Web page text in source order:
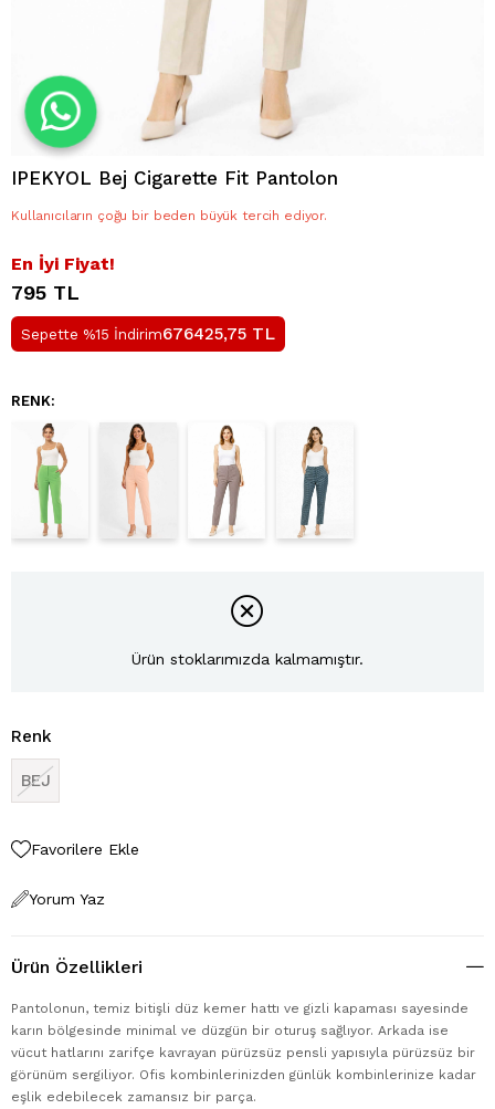
IPEKYOL Bej Cigarette Fit Pantolon
Kullanıcıların çoğu bir beden büyük tercih ediyor.
En İyi Fiyat!
795 TL
Sepette %15 İndirim676425,75 TL
RENK:
Ürün stoklarımızda kalmamıştır.
Renk
BEJ
Favorilere Ekle
Yorum Yaz
Ürün Özellikleri
Pantolonun, temiz bitişli düz kemer hattı ve gizli kapaması sayesinde
karın bölgesinde minimal ve düzgün bir oturuş sağlıyor. Arkada ise
vücut hatlarını zarifçe kavrayan pürüzsüz pensli yapısıyla pürüzsüz bir
görünüm sergiliyor. Ofis kombinlerinizden günlük kombinlerinize kadar
eşlik edebilecek zamansız bir parça.